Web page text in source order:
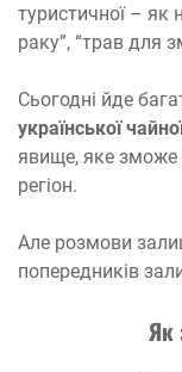
туристичної – як
раку”, “трав для
Сьогодні йде
української
явище, яке зможе
регіон.
Але розмови
попередників
Як